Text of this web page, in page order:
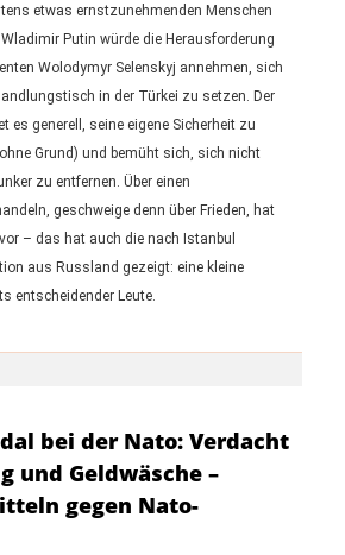
etwas ernstzunehmenden Menschen
Putin würde die Herausforderung
Wolodymyr Selenskyj annehmen, sich
in der Türkei zu setzen. Der
es generell, seine eigene Sicherheit zu
Grund) und bemüht sich, sich nicht
zu entfernen. Über einen
geschweige denn über Frieden, hat
– das hat auch die nach Istanbul
aus Russland gezeigt: eine kleine
entscheidender Leute.
bei der Nato: Verdacht
und Geldwäsche –
gegen Nato-